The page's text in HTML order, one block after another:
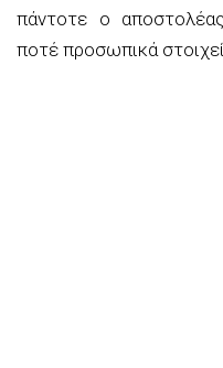
πάντοτε ο
ποτέ προσωπικά